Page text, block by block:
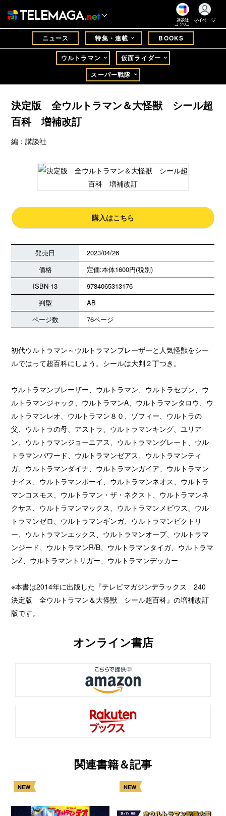
講談社
コクリコ
マイページ
ニュース 特集・連載 BOOKS
ウルトラマン
仮面ライダー
スーパー戦隊
決定版 全ウルトラマン＆大怪獣 シール超
百科 増補改訂
編：講談社
購入はこちら
発売日
2023/04/26
価格
定価:本体1600円(税別)
ISBN-13
9784065313176
判型
AB
ページ数
76ページ
初代ウルトラマン～ウルトラマンブレーザーと人気怪獣をシー
ルではって超百科にしよう。シールは大判２丁つき。
ウルトラマンブレーザー、ウルトラマン、ウルトラセブン、ウ
ルトラマンジャック、ウルトラマンA、ウルトラマンタロウ、ウ
ルトラマンレオ、ウルトラマン８０、ゾフィー、ウルトラの
父、ウルトラの母、アストラ、ウルトラマンキング、ユリア
ン、ウルトラマンジョーニアス、ウルトラマングレート、ウル
トラマンパワード、ウルトラマンゼアス、ウルトラマンティ
ガ、ウルトラマンダイナ、ウルトラマンガイア、ウルトラマン
ナイス、ウルトラマンボーイ、ウルトラマンネオス、ウルトラ
マンコスモス、ウルトラマン・ザ・ネクスト、ウルトラマンネ
クサス、ウルトラマンマックス、ウルトラマンメビウス、ウル
トラマンゼロ、ウルトラマンギンガ、ウルトラマンビクトリ
ー、ウルトラマンエックス、ウルトラマンオーブ、ウルトラマ
ンジード、ウルトラマンR/B、ウルトラマンタイガ、ウルトラマ
ンZ、ウルトラマントリガー、ウルトラマンデッカー
※本書は2014年に出版した『テレビマガジンデラックス 240
決定版 全ウルトラマン＆大怪獣 シール超百科』の増補改訂
版です。
オンライン書店
関連書籍＆記事
NEW NEW